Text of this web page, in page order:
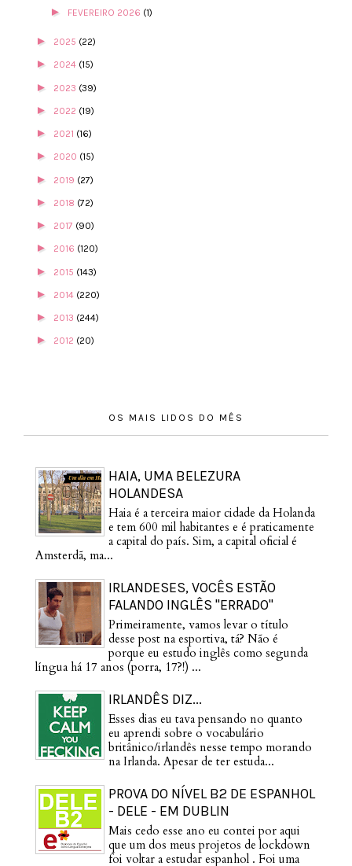
► FEVEREIRO 2026 (1)
► 2025 (22)
► 2024 (15)
► 2023 (39)
► 2022 (19)
► 2021 (16)
► 2020 (15)
► 2019 (27)
► 2018 (72)
► 2017 (90)
► 2016 (120)
► 2015 (143)
► 2014 (220)
► 2013 (244)
► 2012 (20)
OS MAIS LIDOS DO MÊS
HAIA, UMA BELEZURA
HOLANDESA
Haia é a terceira maior cidade da Holanda
e tem 600 mil habitantes e é praticamente
a capital do país. Sim, a capital oficial é
Amsterdã, ma...
IRLANDESES, VOCÊS ESTÃO
FALANDO INGLÊS "ERRADO"
Primeiramente, vamos levar o título
desse post na esportiva, tá? Não é
porque eu estudo inglês como segunda
língua há 17 anos (porra, 17?!) ...
IRLANDÊS DIZ...
Esses dias eu tava pensando no quanto
eu aprendi sobre o vocabulário
britânico/irlandês nesse tempo morando
na Irlanda. Apesar de ter estuda...
PROVA DO NÍVEL B2 DE ESPANHOL
- DELE - EM DUBLIN
Mais cedo esse ano eu contei por aqui
que um dos meus projetos de lockdown
foi voltar a estudar espanhol . Foi uma